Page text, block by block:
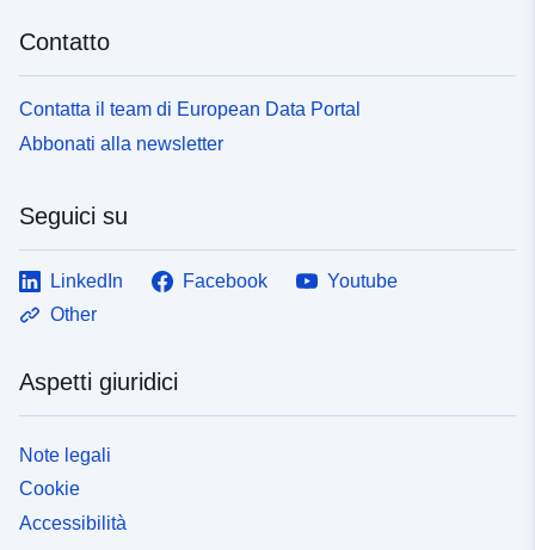
Contatto
Contatta il team di European Data Portal
Abbonati alla newsletter
Seguici su
LinkedIn Facebook
Youtube
Other
Aspetti giuridici
Note legali
Cookie
Accessibilità